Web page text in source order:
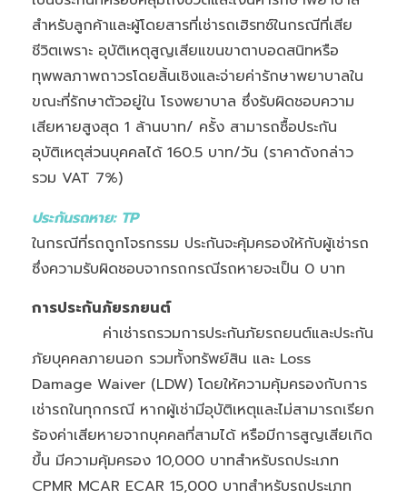
สำหรับลูกค้าและผู้โดยสารที่เช่ารถเฮิรทซ์ในกรณีที่เสีย
ชีวิตเพราะ อุบัติเหตุสูญเสียแขนขาตาบอดสนิทหรือ
ทุพพลภาพถาวรโดยสิ้นเชิงและจ่ายค่ารักษาพยาบาลใน
ขณะที่รักษาตัวอยู่ใน โรงพยาบาล ซึ่งรับผิดชอบความ
เสียหายสูงสุด 1 ล้านบาท/ ครั้ง สามารถซื้อประกัน
อุบัติเหตุส่วนบุคคลได้ 160.5 บาท/วัน (ราคาดังกล่าว
รวม VAT 7%)
ประกันรถหาย: TP
ในกรณีที่รถถูกโจรกรรม ประกันจะคุ้มครองให้กับผู้เช่ารถ
ซึ่งความรับผิดชอบจากรถกรณีรถหายจะเป็น 0 บาท
การประกันภัยรภยนต์
ค่าเช่ารถรวมการประกันภัยรถยนต์และประกัน
ภัยบุคคลภายนอก รวมทั้งทรัพย์สิน และ Loss
Damage Waiver (LDW) โดยให้ความคุ้มครองกับการ
เช่ารถในทุกกรณี หากผู้เช่ามีอุบัติเหตุและไม่สามารถเรียก
ร้องค่าเสียหายจากบุคคลที่สามได้ หรือมีการสูญเสียเกิด
ขึ้น มีความคุ้มครอง 10,000 บาทสำหรับรถประเภท
CPMR MCAR ECAR 15,000 บาทสำหรับรถประเภท